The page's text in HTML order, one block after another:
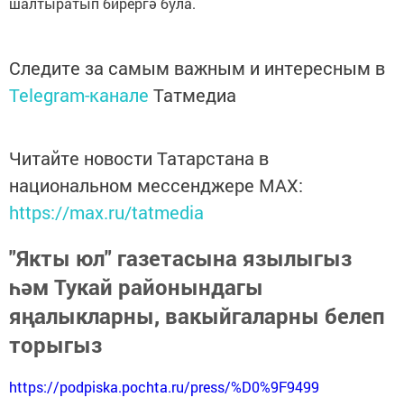
Следите за самым важным и интересным в
Telegram-канале Татмедиа
Читайте новости Татарстана в
национальном мессенджере MАХ:
https://max.ru/tatmedia
"Якты юл" газетасына язылыгыз
һәм Тукай районындагы
яңалыкларны, вакыйгаларны белеп
торыгыз
https://podpiska.pochta.ru/press/%D0%9F9499